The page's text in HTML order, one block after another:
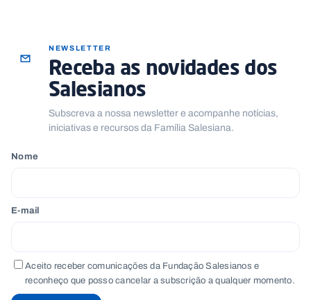
NEWSLETTER
Receba as novidades dos
Salesianos
Subscreva a nossa newsletter e acompanhe notícias,
iniciativas e recursos da Família Salesiana.
Nome
E-mail
Aceito receber comunicações da Fundação Salesianos e
reconheço que posso cancelar a subscrição a qualquer momento.